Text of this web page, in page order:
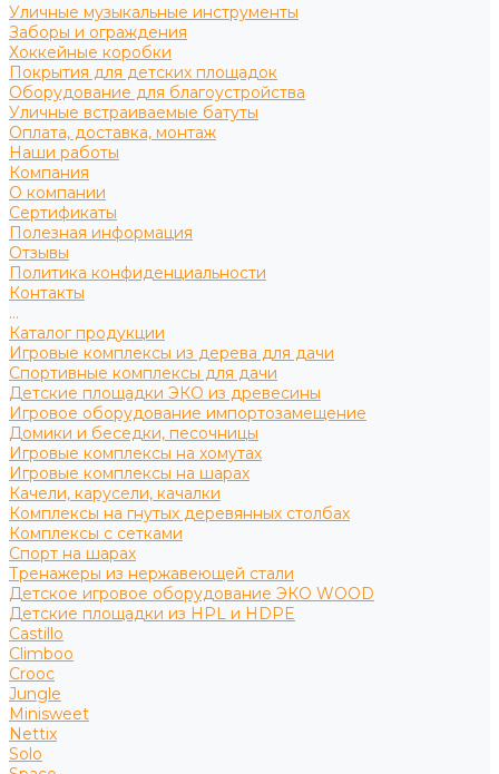
Уличные музыкальные инструменты
Заборы и ограждения
Хоккейные коробки
Покрытия для детских площадок
Оборудование для благоустройства
Уличные встраиваемые батуты
Оплата, доставка, монтаж
Наши работы
Компания
О компании
Сертификаты
Полезная информация
Отзывы
Политика конфиденциальности
Контакты
...
Каталог продукции
Игровые комплексы из дерева для дачи
Спортивные комплексы для дачи
Детские площадки ЭКО из древесины
Игровое оборудование импортозамещение
Домики и беседки, песочницы
Игровые комплексы на хомутах
Игровые комплексы на шарах
Качели, карусели, качалки
Комплексы на гнутых деревянных столбах
Комплексы с сетками
Спорт на шарах
Тренажеры из нержавеющей стали
Детское игровое оборудование ЭКО WOOD
Детские площадки из HPL и HDPE
Castillo
Climboo
Crooc
Jungle
Minisweet
Nettix
Solo